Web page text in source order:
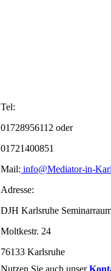
Tel:
01728956112 oder
01721400851
Mail: info@Mediator-in-
Adresse:
DJH Karlsruhe
Moltkestr. 24
76133 Karlsruhe
Nutzen Sie auch unser